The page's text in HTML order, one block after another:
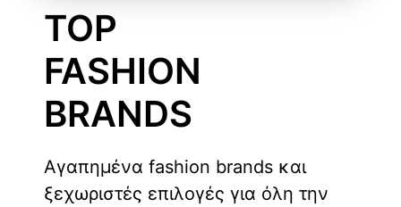
TOP
FASHION
BRANDS
Αγαπημένα fashion brands και
ξεχωριστές επιλογές για όλη την